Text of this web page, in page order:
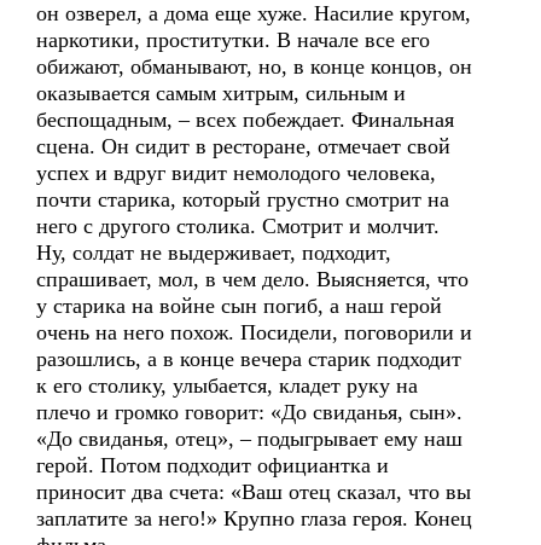
он озверел, а дома еще хуже. Насилие кругом,
наркотики, проститутки. В начале все его
обижают, обманывают, но, в конце концов, он
оказывается самым хитрым, сильным и
беспощадным, – всех побеждает. Финальная
сцена. Он сидит в ресторане, отмечает свой
успех и вдруг видит немолодого человека,
почти старика, который грустно смотрит на
него с другого столика. Смотрит и молчит.
Ну, солдат не выдерживает, подходит,
спрашивает, мол, в чем дело. Выясняется, что
у старика на войне сын погиб, а наш герой
очень на него похож. Посидели, поговорили и
разошлись, а в конце вечера старик подходит
к его столику, улыбается, кладет руку на
плечо и громко говорит: «До свиданья, сын».
«До свиданья, отец», – подыгрывает ему наш
герой. Потом подходит официантка и
приносит два счета: «Ваш отец сказал, что вы
заплатите за него!» Крупно глаза героя. Конец